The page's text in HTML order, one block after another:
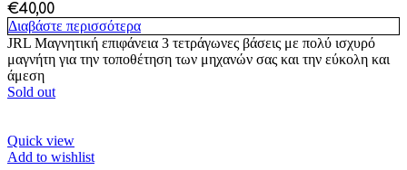
€40,00
Διαβάστε περισσότερα
JRL Μαγνητική επιφάνεια 3 τετράγωνες βάσεις με πολύ ισχυρό
μαγνήτη για την τοποθέτηση των μηχανών σας και την εύκολη και
άμεση
Sold out
Quick view
Add to wishlist